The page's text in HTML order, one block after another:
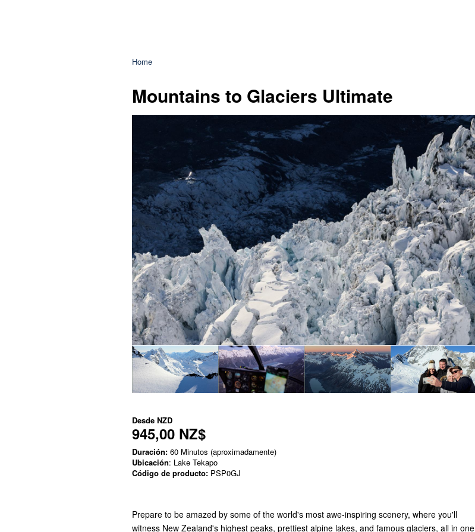
Home
Mountains to Glaciers Ultimate
Desde NZD
945,00 NZ$
Duración: 60 Minutos (aproximadamente)
Ubicación: Lake Tekapo
Código de producto: PSP0GJ
Prepare to be amazed by some of the world's most awe-inspiring scenery, where you'll
witness New Zealand's highest peaks, prettiest alpine lakes, and famous glaciers, all in one